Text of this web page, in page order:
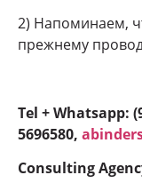
2) Напоминаем,
прежнему
Tel + Whatsapp:
5696580,
Consulting